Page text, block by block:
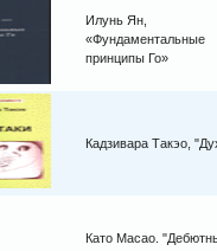
Илунь Ян,
«Фундаментальные
принципы Го»
Кадзивара Такэо,
Като Масао.